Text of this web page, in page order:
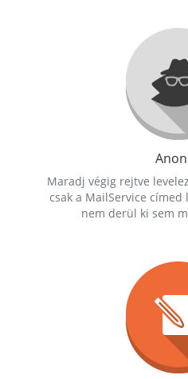
Maradj végig rejtve
csak a MailService címed
nem derül ki sem